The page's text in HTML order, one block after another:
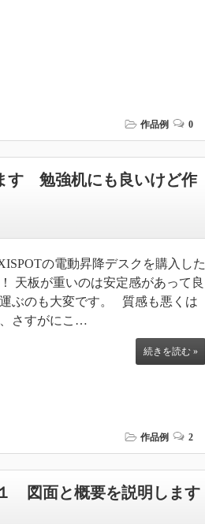
作品例 0
す 勉強机にも良いけど作
の電動昇降デスクを購入した
天板が重いのは安定感があって良
ぶのも大変です。 質感も悪くは
さすがにこ…
続きを読む »
作品例 2
図面と概要を説明します